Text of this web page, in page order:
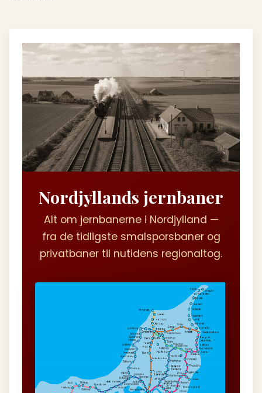
Nordjyllands jernbaner
Alt om jernbanerne i Nordjylland —
fra de tidligste smalsporsbaner og
privatbaner til nutidens regionaltog.